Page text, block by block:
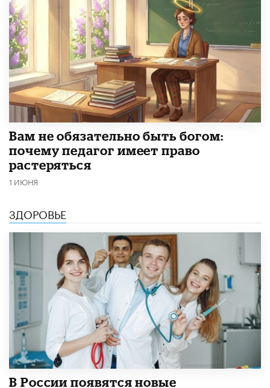
​Вам не обязательно быть богом:
почему педагог имеет право
растеряться
1 ИЮНЯ
ЗДОРОВЬЕ
В России появятся новые